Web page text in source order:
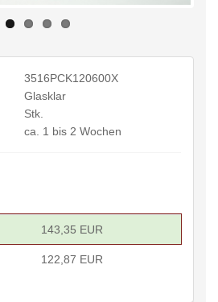
3516PCK120600X
Glasklar
Stk.
ca. 1 bis 2 Wochen
143,35 EUR
122,87 EUR